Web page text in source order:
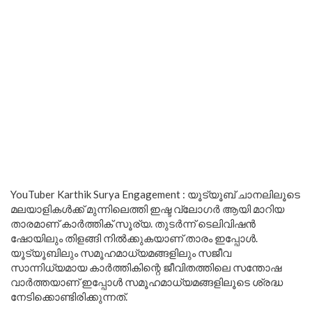
YouTuber Karthik Surya Engagement : യൂട്യൂബ് ചാനലിലൂടെ
മലയാളികൾക്ക് മുന്നിലെത്തി ഇഷ്ട വ്ലോഗർ ആയി മാറിയ
താരമാണ് കാർത്തിക് സൂര്യ. തുടർന്ന് ടെലിവിഷൻ
ഷോയിലും തിളങ്ങി നിൽക്കുകയാണ് താരം ഇപ്പോൾ.
യൂട്യൂബിലും സമൂഹമാധ്യമങ്ങളിലും സജീവ
സാന്നിധ്യമായ കാർത്തികിന്റെ ജീവിതത്തിലെ സന്തോഷ
വാർത്തയാണ് ഇപ്പോൾ സമൂഹമാധ്യമങ്ങളിലൂടെ ശ്രദ്ധ
നേടിക്കൊണ്ടിരിക്കുന്നത്.